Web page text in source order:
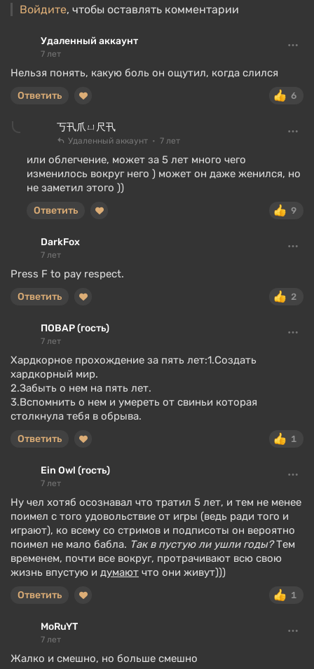
Войдите, чтобы оставлять комментарии
Удаленный аккаунт
7 лет
Нельзя понять, какую боль он ощутил, когда слился
6
Ответить
丂卂爪ㄩ尺卂
Удаленный аккаунт 7 лет
или облегчение, может за 5 лет много чего
изменилось вокруг него ) может он даже женился, но
не заметил этого ))
9
Ответить
DarkFox
7 лет
Press F to pay respect.
2
Ответить
ПОВАР (гость)
7 лет
Хардкорное прохождение за пять лет:1.Создать
хардкорный мир.
2.Забыть о нем на пять лет.
3.Вспомнить о нем и умереть от свиньи которая
столкнула тебя в обрыва.
1
Ответить
Ein Owl (гость)
7 лет
Ну чел хотяб осознавал что тратил 5 лет, и тем не менее
поимел с того удовольствие от игры (ведь ради того и
играют), ко всему со стримов и подписоты он вероятно
поимел не мало бабла. Так в пустую ли ушли годы?Тем
временем, почти все вокруг, протрачивают всю свою
жизнь впустую и думают что они живут)))
1
Ответить
MoRuYT
7 лет
Жалко и смешно, но больше смешно